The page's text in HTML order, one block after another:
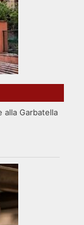
Garbatella